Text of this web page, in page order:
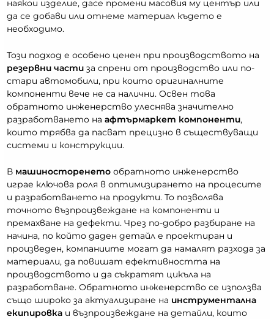
наякои изделие, дасе промени масовия му център или
да се добави или отнеме материал където е
необходимо.
Този подход е особено ценен при производството на
резервни части за спрени от производство или по-
стари автомобили, при които оригиналните
компоненти вече не са налични. Освен това
обратното инженерство улеснява значително
разработването наафтърмаркет компоненти,
които трябва да пасват прецизно в съществуващи
системи и конструкции.
В машиносторенето обратното инженерство
играе ключова роля в оптимизирането на процесите
и разработването на продукти. То позволява
точното възпроизвеждане на компоненти и
премахване на дефекти. Чрез по-добро разбиране на
начина, по който даден детайл е проектиран и
произведен, компаниите могат да намалят разхода за
материали, да повишат ефективността на
производството и да съкратят цикъла на
разработване. Обратното инженерство се използва
също широко за актуализиране на инструментална
екипировка и възпроизвеждане на детайли, които